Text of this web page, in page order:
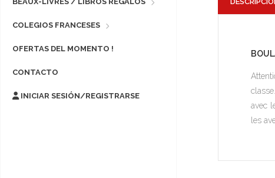
COLEGIOS FRANCESES
OFERTAS DEL MOMENTO !
CONTACTO
INICIAR SESIÓN/REGISTRARSE
avec
les